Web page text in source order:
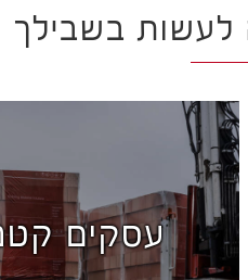
לעשות בשבילך
עסקים